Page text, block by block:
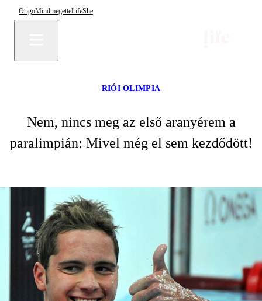
OrigoMindmegetteLifeShe
RIÓI OLIMPIA
Nem, nincs meg az első aranyérem a
paralimpián: Mivel még el sem kezdődött!